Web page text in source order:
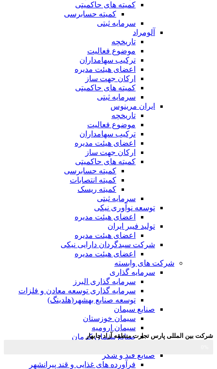
کمیته های حاکمیتی
کمیته حسابرسی
سرمایه ثبتی
آلومراد
تاریخچه
موضوع فعالیت
ترکیب سهامداران
اعضای هیئت مدیره
ارکان جهت ساز
کمیته های حاکمیتی
سرمایه ثبتی
ایران مرینوس
تاریخچه
موضوع فعالیت
ترکیب سهامداران
اعضای هیئت مدیره
ارکان جهت ساز
کمیته های حاکمیتی
کمیته حسابرسی
کمیته انتصابات
کمیته ریسک
سرمایه ثبتی
توسعه نوآوری نیکی
اعضای هیئت مدیره
تولید فیبر ایران
اعضای هیئت مدیره
شرکت سبدگردان دارایی نیکی
اعضای هیئت مدیره
شرکت های وابسته
سرمایه گذاری
سرمایه گذاری البرز
سرمایه گذاری توسعه معادن و فلزات
توسعه‌ صنایع‌ بهشهر(هلدینگ)
صنایع سیمان
سیمان خوزستان
سیمان ارومیه
صنایع سیمان کرمان
صنایع قند و شکر
فرآورده های غذایی و قند پیرانشهر
شرکت بین المللی پارس تجارت منطقه آزاد چابهار